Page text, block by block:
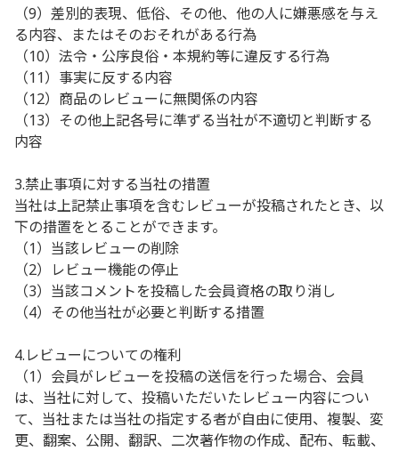
（9）差別的表現、低俗、その他、他の人に嫌悪感を与え
る内容、またはそのおそれがある行為
（10）法令・公序良俗・本規約等に違反する行為
（11）事実に反する内容
（12）商品のレビューに無関係の内容
（13）その他上記各号に準ずる当社が不適切と判断する
内容
3.禁止事項に対する当社の措置
当社は上記禁止事項を含むレビューが投稿されたとき、以
下の措置をとることができます。
（1）当該レビューの削除
（2）レビュー機能の停止
（3）当該コメントを投稿した会員資格の取り消し
（4）その他当社が必要と判断する措置
4.レビューについての権利
（1）会員がレビューを投稿の送信を行った場合、会員
は、当社に対して、投稿いただいたレビュー内容につい
て、当社または当社の指定する者が自由に使用、複製、変
更、翻案、公開、翻訳、二次著作物の作成、配布、転載、